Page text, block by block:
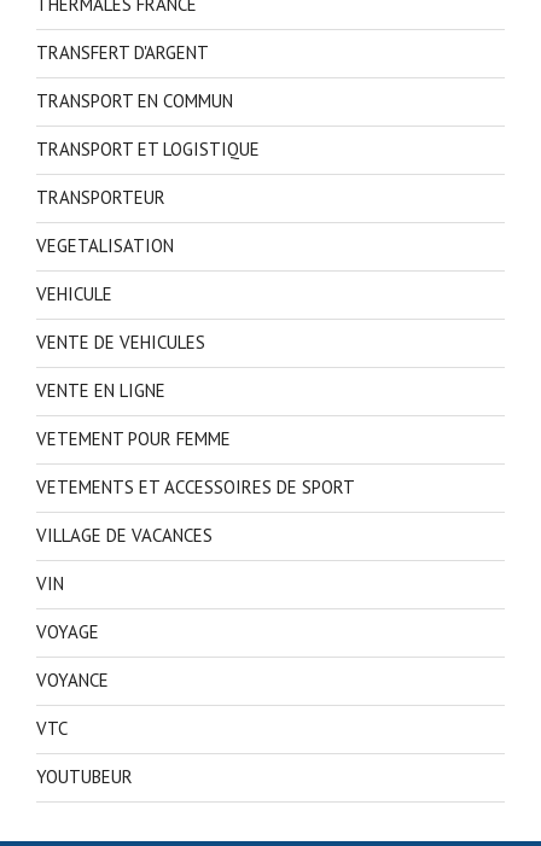
TRANSFERT D'ARGENT
TRANSPORT EN COMMUN
TRANSPORT ET LOGISTIQUE
TRANSPORTEUR
VEGETALISATION
VEHICULE
VENTE DE VEHICULES
VENTE EN LIGNE
VETEMENT POUR FEMME
VETEMENTS ET ACCESSOIRES DE SPORT
VILLAGE DE VACANCES
VIN
VOYAGE
VOYANCE
VTC
YOUTUBEUR